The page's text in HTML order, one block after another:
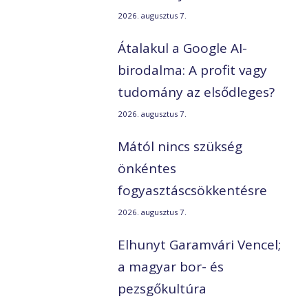
2026. augusztus 7.
Átalakul a Google AI-
birodalma: A profit vagy
tudomány az elsődleges?
2026. augusztus 7.
Mától nincs szükség
önkéntes
fogyasztáscsökkentésre
2026. augusztus 7.
Elhunyt Garamvári Vencel;
a magyar bor- és
pezsgőkultúra